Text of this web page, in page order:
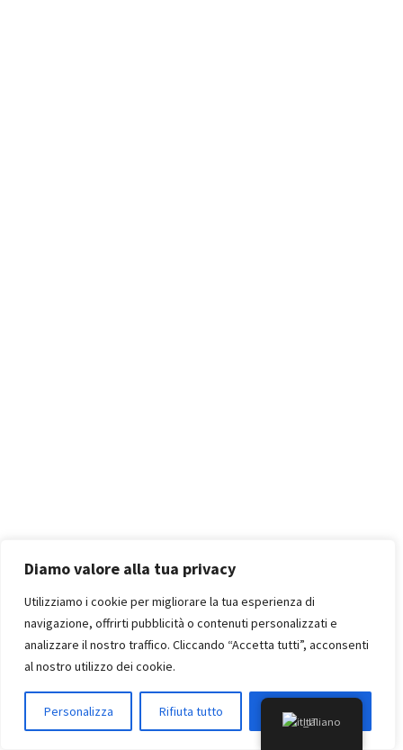
Diamo valore alla tua privacy
Utilizziamo i cookie per migliorare la tua esperienza di
navigazione, offrirti pubblicità o contenuti personalizzati e
analizzare il nostro traffico. Cliccando “Accetta tutti”, acconsenti
al nostro utilizzo dei cookie.
Personalizza Rifiuta tutto Accettare tutto
cariosa è molto estesa.
Per completare la devitalizzazione possono essere necessari
più appuntamenti.
Dopo una terapia canalare è possibile un residuo dolore post
operatorio spontaneo o accentuato dal carico masticatorio, che
a volte è necessario ricorrere a una terapia farmacologica con
Italiano